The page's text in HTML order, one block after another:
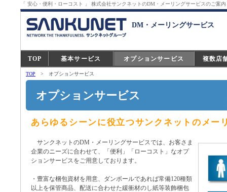
「 安心・便利・ローコスト 」 株式会社サンクネットのDM・メーリングサービスのご案内
DM・メーリングサービス
TOP 基本サービス オプションサービス 複数店
TOP > オプションサービス
オプションサービス
あらゆるシーンに役立つサンクネットのメー
サンクネットのDM・メーリングサービスでは、お客さま
企業のニーズに合わせて、「便利」「ローコスト」なオプ
ションサービスをご用意しております。
・豊富な梱包資材を用意、ダンボールであれば常備120種類
以上を保管商品、配送に合わせた緩衝材のし紙等装飾梱包